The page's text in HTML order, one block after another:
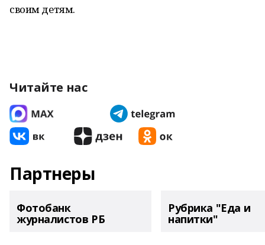
своим детям.
Читайте нас
Партнеры
Фотобанк
журналистов РБ
Рубрика "Еда и
напитки"